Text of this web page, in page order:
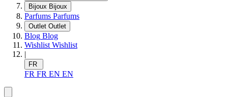
Bijoux Bijoux
Parfums Parfums
Outlet Outlet
Blog Blog
Wishlist Wishlist
|
FR
FR FR EN EN